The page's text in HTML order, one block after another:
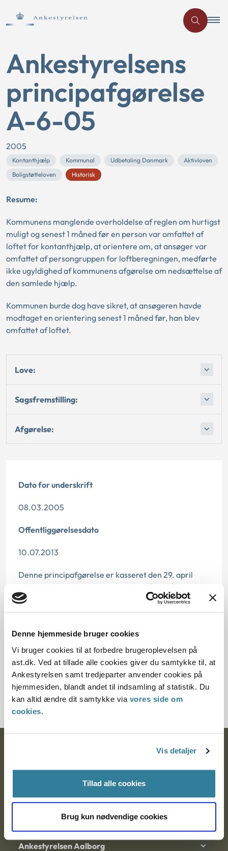
Denne hjemmeside bruger cookies
Vi bruger cookies til at forbedre brugeroplevelsen på
ast.dk. Ved at tillade alle cookies giver du samtykke til, at
Ankestyrelsen samt tredjeparter anvender cookies på
hjemmesiden, blandt andet til indsamling af statistik. Du
kan altid ændre dit samtykke via vores side om
cookies.
Vis detaljer
Tillad alle cookies
Brug kun nødvendige cookies
Ankestyrelsens
principafgørelse
A-6-05
2005
Kontanthjælp Kommunal Udbetaling Danmark
Aktivloven
Boligstøtteloven
Historisk
Resume:
Kommunens manglende overholdelse af reglen om hurtigst
muligt og senest 1 måned før en person var omfattet af
loftet for kontanthjælp, at orientere om, at ansøger var
omfattet af persongruppen for loftberegningen, medførte
ikke ugyldighed af kommunens afgørelse om nedsættelse af
den samlede hjælp.
Kommunen burde dog have sikret, at ansøgeren havde
modtaget en orientering senest 1 måned før, han blev
omfattet af loftet.
Love:
Sagsfremstilling:
Afgørelse:
Dato for underskrift
08.03.2005
Offentliggørelsesdato
10.07.2013
Denne principafgørelse er kasseret den 29. april
2019, da der er kommet nye regler på området den 1.
oktober 2016.
2000404-04
Postadresse:
9000 Aalborg
Ankestyrelsen Aalborg